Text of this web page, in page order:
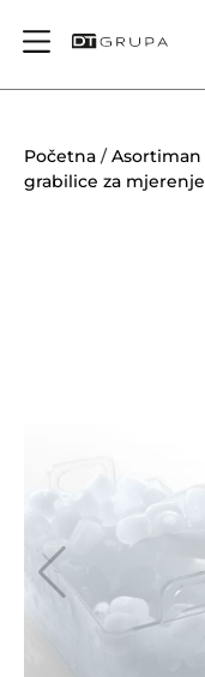
Početna /Asortiman
grabilice za mjerenje